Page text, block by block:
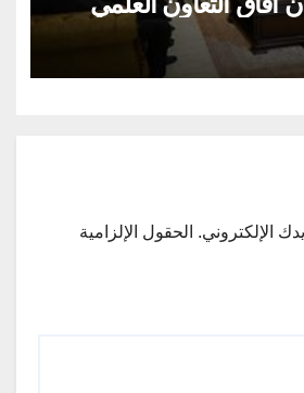
الإلكتروني. الحقول الإلزامية